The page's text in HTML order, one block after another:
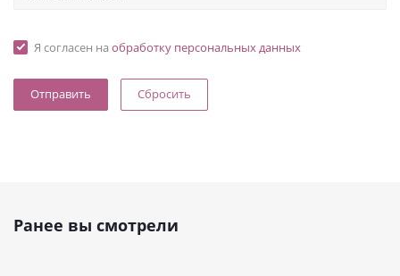
Я согласен на обработку персональных данных
Сбросить
Ранее вы смотрели